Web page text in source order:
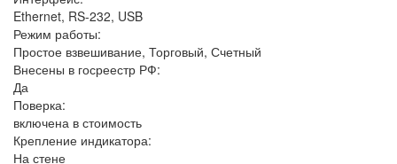
Ethernet, RS-232, USB
Режим работы:
Простое взвешивание, Торговый, Счетный
Внесены в госреестр РФ:
Да
Поверка:
включена в стоимость
Крепление индикатора:
На стене